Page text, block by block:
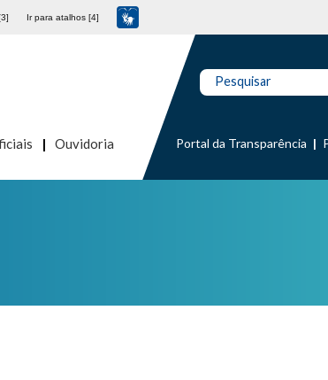
Ir para atalhos [4]
Ouvidoria
Pesquisar
Portal da Transparência